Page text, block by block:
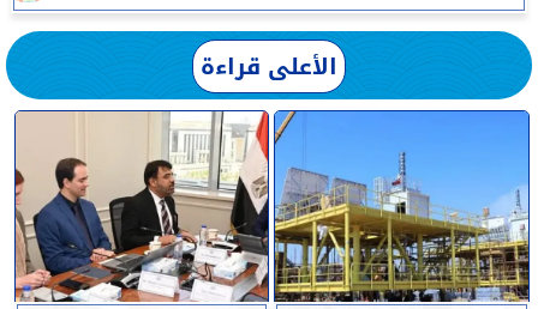
الأعلى قراءة